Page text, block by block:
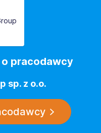
pracodawcy
sp. z o.o.